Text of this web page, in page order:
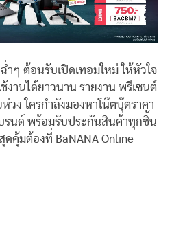
ๆ ต้อนรับเปิดเทอมใหม่ ให้หัวใจ
งานได้ยาวนาน รายงาน พรีเซนต์
วง ใครกำลังมองหาโน๊ตบุ๊ตราคา
รนด์ พร้อมรับประกันสินค้าทุกชิ้น
ดคุ้มต้องที่ BaNANA Online